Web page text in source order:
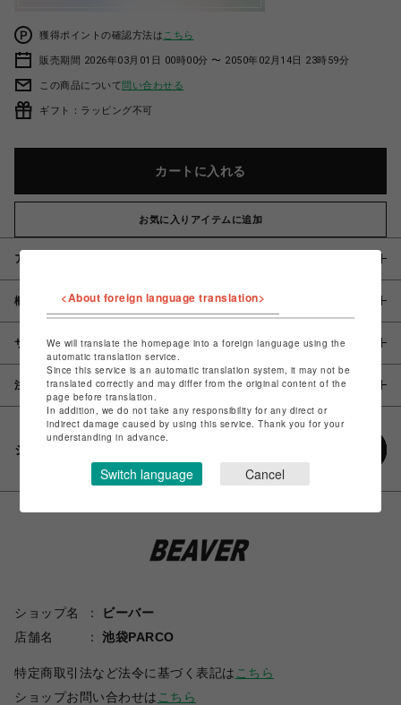
獲得ポイントの確認方法は こちら
販売期間 2026年03月01日 00時00分 〜 2050年02月14日 23時59分
この商品について問い合わせる
ギフト：ラッピング不可
カートに入れる
お気に入りアイテムに追加
アイテム説明 / 素材
概要
サイズ
注意事項
シェアする
ショップ名
ビーバー
店舗名
池袋PARCO
特定商取引法など法令に基づく表記は こちら
ショップお問い合わせは こちら
<About foreign language translation>
We will translate the homepage into a foreign language using the
automatic translation service.
Since this service is an automatic translation system, it may not be
translated correctly and may differ from the original content of the
page before translation.
In addition, we do not take any responsibility for any direct or
indirect damage caused by using this service. Thank you for your
understanding in advance.
Switch language Cancel